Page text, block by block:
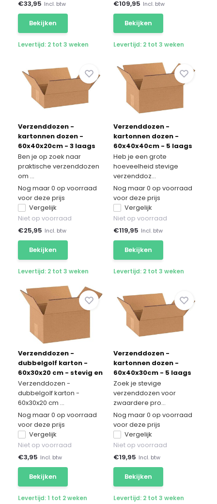
€33,95 Incl. btw
Bekijken
Levertijd: 2 tot 3 weken
€109,95 Incl. btw
Bekijken
Levertijd: 2 tot 3 weken
Verzenddozen -
kartonnen dozen -
60x40x20cm - 3 laags
20 stuks
Ben je op zoek naar
praktische verzenddozen
om ...
Nog maar 0 op voorraad
voor deze prijs
Vergelijk
Niet op voorraad
€25,95 Incl. btw
Bekijken
Levertijd: 2 tot 3 weken
Verzenddozen -
kartonnen dozen -
60x40x40cm - 5 laags
50 stuks
Heb je een grote
hoeveelheid stevige
verzenddoz...
Nog maar 0 op voorraad
voor deze prijs
Vergelijk
Niet op voorraad
€119,95 Incl. btw
Bekijken
Levertijd: 2 tot 3 weken
Verzenddozen -
dubbelgolf karton -
60x30x20 cm - stevig en
beschermend
Verzenddozen -
dubbelgolf karton -
60x30x20 cm ...
Nog maar 0 op voorraad
voor deze prijs
Vergelijk
Niet op voorraad
€3,95 Incl. btw
Bekijken
Levertijd: 1 tot 2 weken
Verzenddozen -
kartonnen dozen -
60x40x30cm - 5 laags
10 stuks
Zoek je stevige
verzenddozen voor
zwaardere pro...
Nog maar 0 op voorraad
voor deze prijs
Vergelijk
Niet op voorraad
€19,95 Incl. btw
Bekijken
Levertijd: 2 tot 3 weken